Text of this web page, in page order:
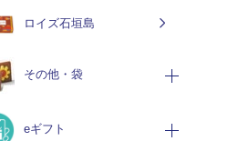
ロイズ石垣島
その他・袋
eギフト